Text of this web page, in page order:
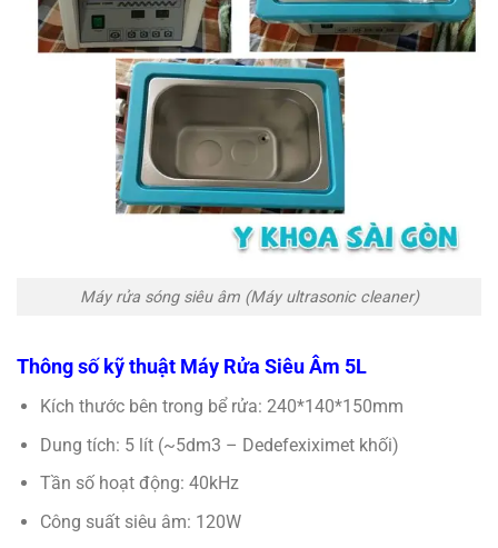
Máy rửa sóng siêu âm (Máy ultrasonic cleaner)
Thông số kỹ thuật Máy Rửa Siêu Âm 5L
Kích thước bên trong bể rửa: 240*140*150mm
Dung tích: 5 lít (~5dm3 – Dedefexiximet khối)
Tần số hoạt động: 40kHz
Công suất siêu âm: 120W